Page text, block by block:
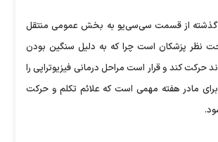
گذشته از قسمت سی‌سی‌یو به بخش عمومی منتقل
نظر پزشکان است چرا که به دلیل سنگین بودن
حرکت کند و قرار است مراحل درمانی فیزیوتراپی را
مادر هفته مهمی است که علائم تکلم و حرکت